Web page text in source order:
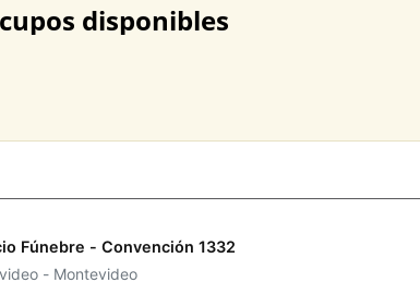
disponibles
Fúnebre - Convención 1332
- Montevideo